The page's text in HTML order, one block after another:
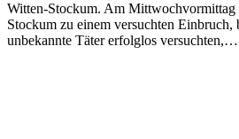
Witten-Stockum. Am Mittwochvormittag
Stockum zu einem versuchten Einbruch,
unbekannte Täter erfolglos versuchten,…